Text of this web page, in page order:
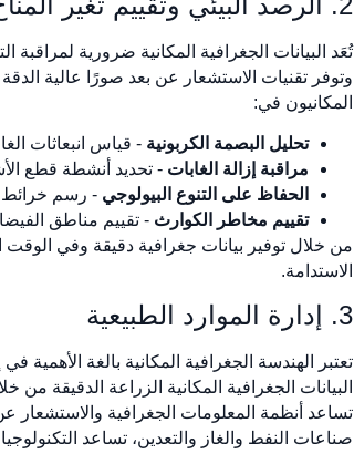
تُعَد البيانات الجغرافية المكانية ضرورية لمراقبة
وتوفر تقنيات الاستشعار عن بعد صورًا عالية الدقة
المكانيون في:
تحليل البصمة الكربونية - قياس انبعاثات
مراقبة إزالة الغابات - تحديد أنشطة قطع
الحفاظ على التنوع البيولوجي - رسم خرائط
تقييم مخاطر الكوارث - تقييم مناطق
من خلال توفير بيانات جغرافية دقيقة وفي الوقت
الاستدامة.
3. إدارة الموارد الطبيعية
تعتبر الهندسة الجغرافية المكانية بالغة
البيانات الجغرافية المكانية الزراعة
تساعد أنظمة المعلومات الجغرافية والاستشعار
صناعات النفط والغاز والتعدين، تساعد